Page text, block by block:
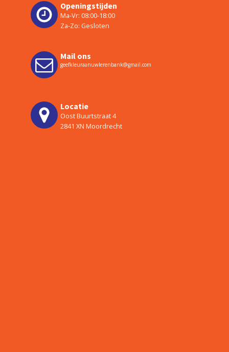
Openingstijden
Ma-Vr: 08:00-18:00
Za-Zo: Gesloten
Mail ons
geefkleuraanuwlerenbank@gmail.com
Locatie
Oost Buurtstraat 4
2841 XN Moordrecht